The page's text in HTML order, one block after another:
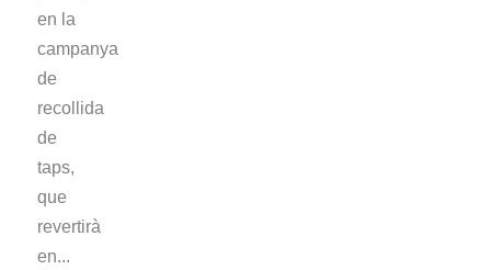
en la
campanya
de
recollida
de
taps,
que
revertirà
en...